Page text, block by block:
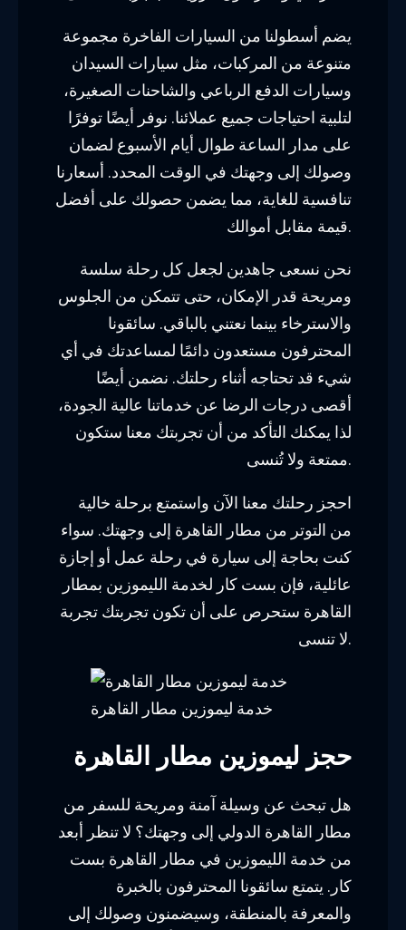
يضم أسطولنا من السيارات الفاخرة مجموعة
متنوعة من المركبات، مثل سيارات السيدان
وسيارات الدفع الرباعي والشاحنات الصغيرة،
لتلبية احتياجات جميع عملائنا. نوفر أيضًا توفرًا
على مدار الساعة طوال أيام الأسبوع لضمان
وصولك إلى وجهتك في الوقت المحدد. أسعارنا
تنافسية للغاية، مما يضمن حصولك على أفضل
قيمة مقابل أموالك.
نحن نسعى جاهدين لجعل كل رحلة سلسة
ومريحة قدر الإمكان، حتى تتمكن من الجلوس
والاسترخاء بينما نعتني بالباقي. سائقونا
المحترفون مستعدون دائمًا لمساعدتك في أي
شيء قد تحتاجه أثناء رحلتك. نضمن أيضًا
أقصى درجات الرضا عن خدماتنا عالية الجودة،
لذا يمكنك التأكد من أن تجربتك معنا ستكون
ممتعة ولا تُنسى.
احجز رحلتك معنا الآن واستمتع برحلة خالية
من التوتر من مطار القاهرة إلى وجهتك. سواء
كنت بحاجة إلى سيارة في رحلة عمل أو إجازة
عائلية، فإن بست كار لخدمة الليموزين بمطار
القاهرة ستحرص على أن تكون تجربتك تجربة
لا تنسى.
خدمة ليموزين مطار القاهرة
حجز ليموزين مطار القاهرة
هل تبحث عن وسيلة آمنة ومريحة للسفر من
مطار القاهرة الدولي إلى وجهتك؟ لا تنظر أبعد
من خدمة الليموزين في مطار القاهرة بست
كار. يتمتع سائقونا المحترفون بالخبرة
والمعرفة بالمنطقة، وسيضمنون وصولك إلى